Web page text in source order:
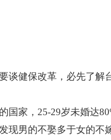
谈健保改革，必先了解
国家，25-29岁未婚达
现男的不娶多于女的